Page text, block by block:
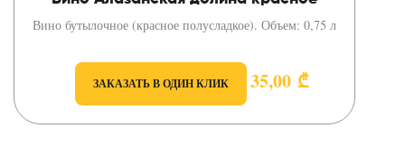
Вино бутылочное (красное полусладкое). Объем: 0,75 л
ЗАКАЗАТЬ В ОДИН КЛИК 35,00 ₾